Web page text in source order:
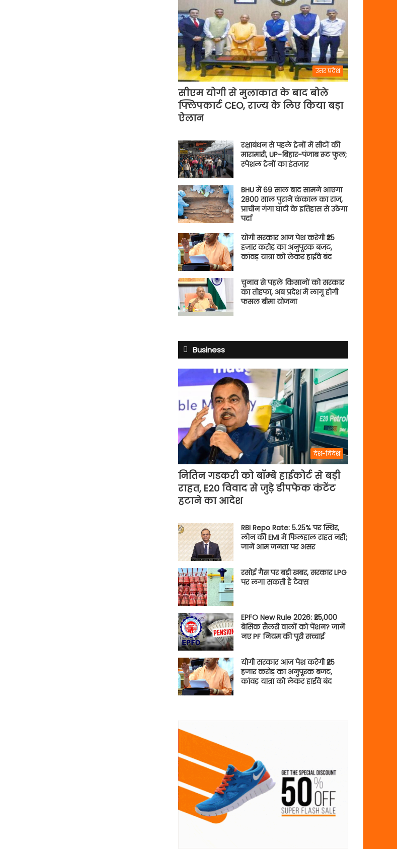
बहाएगी
टीम
इंडिया
उत्तर प्रदेश
सीएम योगी से मुलाकात के बाद बोले
फ्लिपकार्ट CEO, राज्य के लिए किया बड़ा
ऐलान
रक्षाबंधन से पहले ट्रेनों में सीटों की
मारामारी, UP-बिहार-पंजाब रूट फुल;
स्पेशल ट्रेनों का इंतजार
BHU में 69 साल बाद सामने आएगा
2800 साल पुराने कंकाल का राज,
प्राचीन गंगा घाटी के इतिहास से उठेगा
पर्दा
योगी सरकार आज पेश करेगी ₹25
हजार करोड़ का अनुपूरक बजट,
कांवड़ यात्रा को लेकर हाईवे बंद
चुनाव से पहले किसानों को सरकार
का तोहफा, अब प्रदेश में लागू होगी
फसल बीमा योजना
Business
देश-विदेश
नितिन गडकरी को बॉम्बे हाईकोर्ट से बड़ी
राहत, E20 विवाद से जुड़े डीपफेक कंटेंट
हटाने का आदेश
RBI Repo Rate: 5.25% पर स्थिर,
लोन की EMI में फिलहाल राहत नहीं;
जानें आम जनता पर असर
रसोई गैस पर बड़ी खबर, सरकार LPG
पर लगा सकती है टैक्स
EPFO New Rule 2026: ₹25,000
बेसिक सैलरी वालों को पेंशन? जानें
नए PF नियम की पूरी सच्चाई
योगी सरकार आज पेश करेगी ₹25
हजार करोड़ का अनुपूरक बजट,
कांवड़ यात्रा को लेकर हाईवे बंद